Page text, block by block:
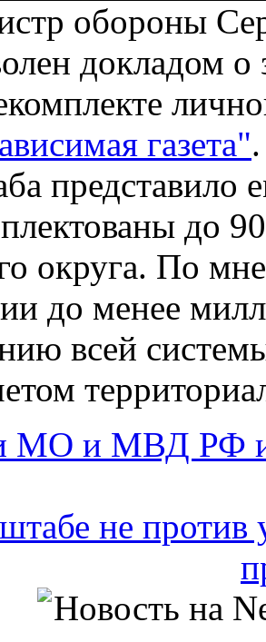
обороны
докладом о
газета"
представило
до
округа. По
до менее
всей
МО и МВД РФ
не против